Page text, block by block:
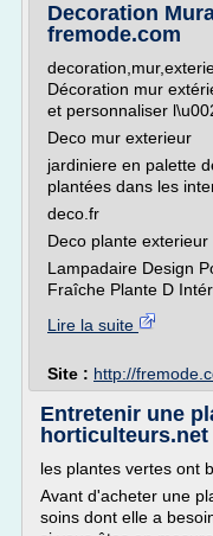
Decoration
fremode.com
Décoration mur
et personnaliser
Deco mur exterieur
jardiniere en palette
plantées dans les
deco.fr
Deco plante exterieur
Lampadaire Design
Fraîche Plante D
Lire la suite
Site : http://
Entretenir une
horticulteurs.net
les plantes vertes ont
Avant d'acheter une
soins dont elle a